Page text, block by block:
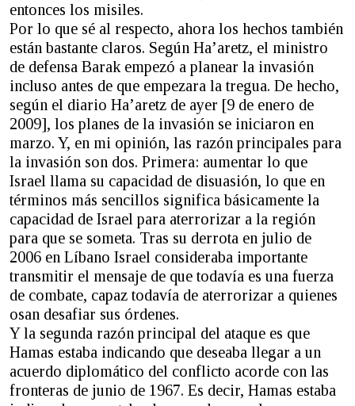
entonces los misiles.
Por lo que sé al respecto, ahora los hechos también
están bastante claros. Según Ha’aretz, el ministro
de defensa Barak empezó a planear la invasión
incluso antes de que empezara la tregua. De hecho,
según el diario Ha’aretz de ayer [9 de enero de
2009], los planes de la invasión se iniciaron en
marzo. Y, en mi opinión, las razón principales para
la invasión son dos. Primera: aumentar lo que
Israel llama su capacidad de disuasión, lo que en
términos más sencillos significa básicamente la
capacidad de Israel para aterrorizar a la región
para que se someta. Tras su derrota en julio de
2006 en Líbano Israel consideraba importante
transmitir el mensaje de que todavía es una fuerza
de combate, capaz todavía de aterrorizar a quienes
osan desafiar sus órdenes.
Y la segunda razón principal del ataque es que
Hamas estaba indicando que deseaba llegar a un
acuerdo diplomático del conflicto acorde con las
fronteras de junio de 1967. Es decir, Hamas estaba